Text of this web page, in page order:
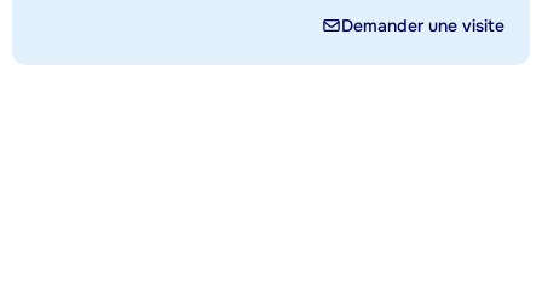
Demander une visite